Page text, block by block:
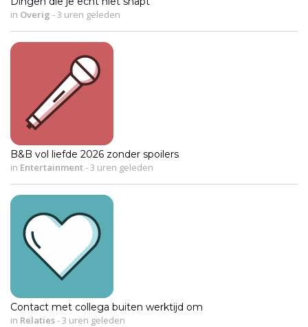
in Overig - 3 uren geleden
B&B vol liefde 2026 zonder spoilers
in Entertainment- 3 uren geleden
Contact met collega buiten werktijd om
in Relaties- 3 uren geleden